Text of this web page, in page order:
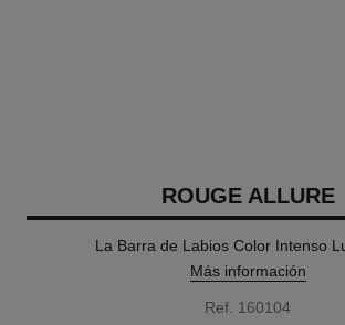
ROUGE ALLURE
La Barra de Labios Color Intenso
Más información
Ref. 160104